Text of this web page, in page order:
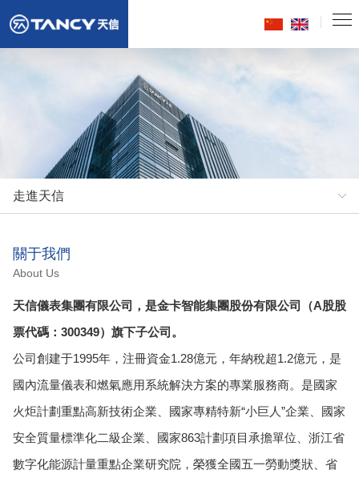
走進天信
關于我們
About Us
天信儀表集團有限公司，是金卡智能集團股份有限公司（A股股
票代碼：300349）旗下子公司。
公司創建于1995年，注冊資金1.28億元，年納稅超1.2億元，是
國內流量儀表和燃氣應用系統解決方案的專業服務商。是國家
火炬計劃重點高新技術企業、國家專精特新“小巨人”企業、國家
安全質量標準化二級企業、國家863計劃項目承擔單位、浙江省
數字化能源計量重點企業研究院，榮獲全國五一勞動獎狀、省